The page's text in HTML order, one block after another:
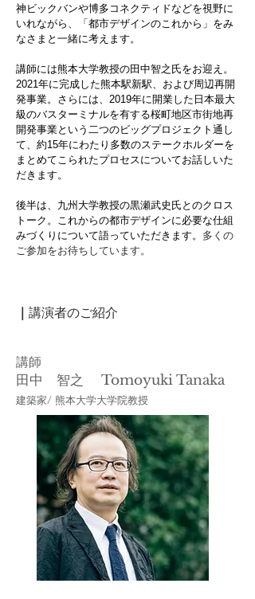
神ビックバンや博多コネクティドなどを視野に
いれながら、「都市デザインのこれから」をみ
なさまと一緒に考えます。
講師には熊本大学教授の田中智之氏をお迎え。
2021年に完成した熊本駅新駅、および周辺再開
発事業。さらには、2019年に開業した日本最大
級のバスターミナルを有する桜町地区市街地再
開発事業という二つのビッグプロジェクト通し
て、約15年にわたり多数のステークホルダーを
まとめてこられたプロセスについてお話しいた
だきます。
後半は、九州大学教授の黒瀬武史氏とのクロス
トーク。これからの都市デザインに必要な仕組
みづくりについて語っていただきます。 多くの
ご参加をお待ちしています。
講演者のご紹介
​講師
田中 智之 Tomoyuki Tanaka​
​建築家/ 熊本大学大学院教授